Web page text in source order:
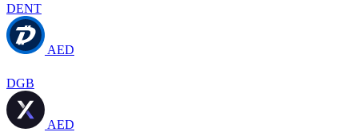
DENT
AED
DGB
AED